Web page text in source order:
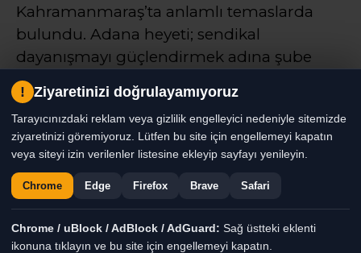
Kahramanmaraş’ta anlamlı temaslarda
bulundu. Adana heyeti; sendikal
dayanışmayı güçlendirmek adına şube
ziyaretinde bulundu, geçen yıl yürekleri
yakan okul saldırısında yitirilen 10 canı
dualarla andı ve Adana’nın önceki İl Millî
Eğitim Müdürü olan Kahramanmaraş İl
Milli Eğitim Müdürü Turan Akpınar’ı
makamında ziyaret ederek vefasını
gösterdi._
! Ziyaretinizi doğrulayamıyoruz
Tarayıcınızdaki reklam veya gizlilik engelleyici nedeniyle sitemizde
ziyaretinizi göremiyoruz. Lütfen bu site için engellemeyi kapatın
veya siteyi izin verilenler listesine ekleyip sayfayı yenileyin.
Chrome Edge Firefox Brave Safari
Chrome / uBlock / AdBlock / AdGuard: Sağ üstteki eklenti
ikonuna tıklayın ve bu site için engellemeyi kapatın.